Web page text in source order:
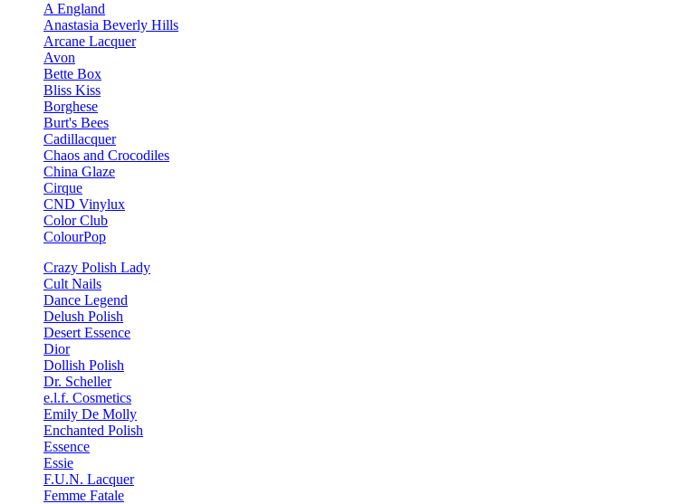
A England
Anastasia Beverly Hills
Arcane Lacquer
Avon
Bette Box
Bliss Kiss
Borghese
Burt's Bees
Cadillacquer
Chaos and Crocodiles
China Glaze
Cirque
CND Vinylux
Color Club
ColourPop
Crazy Polish Lady
Cult Nails
Dance Legend
Delush Polish
Desert Essence
Dior
Dollish Polish
Dr. Scheller
e.l.f. Cosmetics
Emily De Molly
Enchanted Polish
Essence
Essie
F.U.N. Lacquer
Femme Fatale